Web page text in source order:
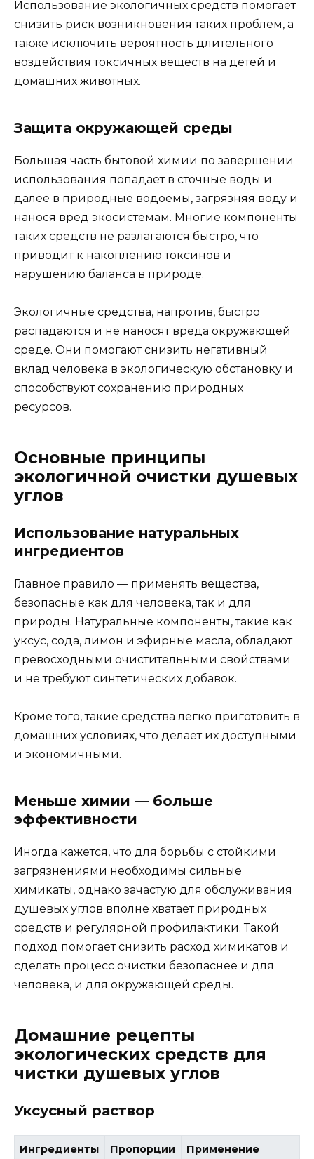
Использование экологичных средств помогает
снизить риск возникновения таких проблем, а
также исключить вероятность длительного
воздействия токсичных веществ на детей и
домашних животных.
Защита окружающей среды
Большая часть бытовой химии по завершении
использования попадает в сточные воды и
далее в природные водоёмы, загрязняя воду и
нанося вред экосистемам. Многие компоненты
таких средств не разлагаются быстро, что
приводит к накоплению токсинов и
нарушению баланса в природе.
Экологичные средства, напротив, быстро
распадаются и не наносят вреда окружающей
среде. Они помогают снизить негативный
вклад человека в экологическую обстановку и
способствуют сохранению природных
ресурсов.
Основные принципы
экологичной очистки душевых
углов
Использование натуральных
ингредиентов
Главное правило — применять вещества,
безопасные как для человека, так и для
природы. Натуральные компоненты, такие как
уксус, сода, лимон и эфирные масла, обладают
превосходными очистительными свойствами
и не требуют синтетических добавок.
Кроме того, такие средства легко приготовить в
домашних условиях, что делает их доступными
и экономичными.
Меньше химии — больше
эффективности
Иногда кажется, что для борьбы с стойкими
загрязнениями необходимы сильные
химикаты, однако зачастую для обслуживания
душевых углов вполне хватает природных
средств и регулярной профилактики. Такой
подход помогает снизить расход химикатов и
сделать процесс очистки безопаснее и для
человека, и для окружающей среды.
Домашние рецепты
экологических средств для
чистки душевых углов
Уксусный раствор
Ингредиенты Пропорции Применение